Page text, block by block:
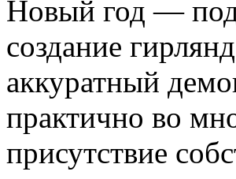
Новый год —
создание
аккуратный
практично во
присутствие